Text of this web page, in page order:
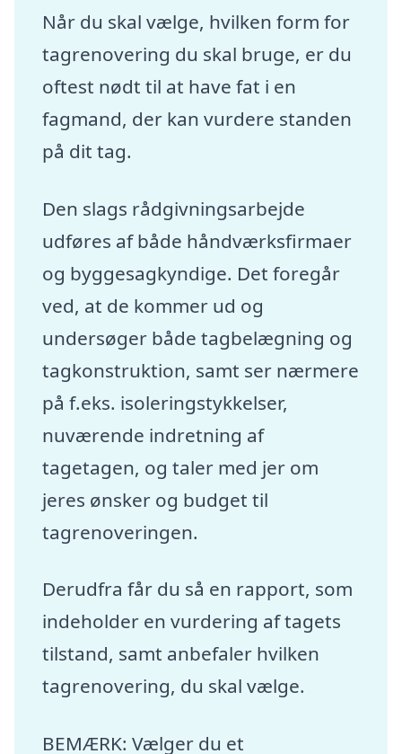
Når du skal vælge, hvilken form for
tagrenovering du skal bruge, er du
oftest nødt til at have fat i en
fagmand, der kan vurdere standen
på dit tag.
Den slags rådgivningsarbejde
udføres af både håndværksfirmaer
og byggesagkyndige. Det foregår
ved, at de kommer ud og
undersøger både tagbelægning og
tagkonstruktion, samt ser nærmere
på f.eks. isoleringstykkelser,
nuværende indretning af
tagetagen, og taler med jer om
jeres ønsker og budget til
tagrenoveringen.
Derudfra får du så en rapport, som
indeholder en vurdering af tagets
tilstand, samt anbefaler hvilken
tagrenovering, du skal vælge.
BEMÆRK: Vælger du et